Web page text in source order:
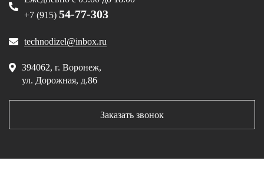
+7 (915) 54-77-303
technodizel@inbox.ru
394062, г. Воронеж,
ул. Дорожная, д.86
Заказать звонок